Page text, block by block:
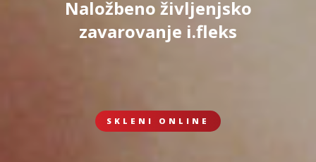
Naložbeno življenjsko
zavarovanje i.fleks
SKLENI ONLINE